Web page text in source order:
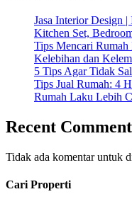
Jasa Interior Design
Kitchen Set,
Tips Mencari Rumah
Kelebihan dan
5 Tips Agar Tidak
Tips Jual Rumah: 4
Rumah Laku Lebih
Recent
Tidak ada komentar untuk
Cari Properti